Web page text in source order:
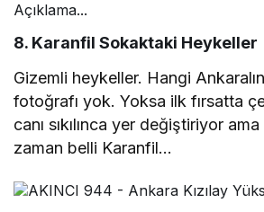
8. Karanfil Sokaktaki Heykeller
Gizemli heykeller. Hangi
fotoğrafı yok. Yoksa ilk fırsatta
canı sıkılınca yer değiştiriyor
zaman belli Karanfil…